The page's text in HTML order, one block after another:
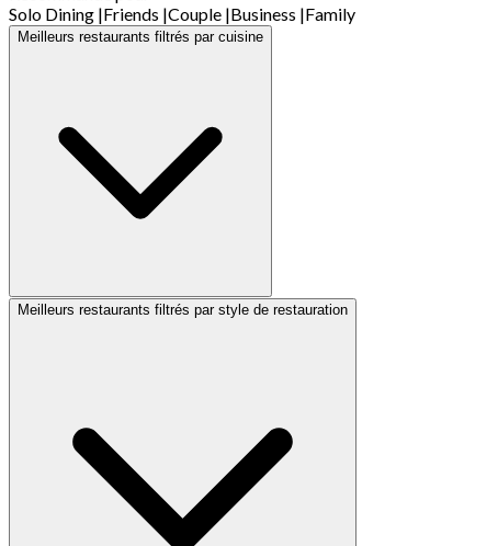
Solo Dining |Friends |Couple |Business |Family
Meilleurs restaurants filtrés par cuisine
Meilleurs restaurants filtrés par style de restauration